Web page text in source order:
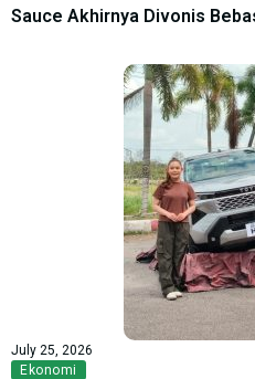
Sauce Akhirnya Divonis
July 25, 2026
Ekonomi